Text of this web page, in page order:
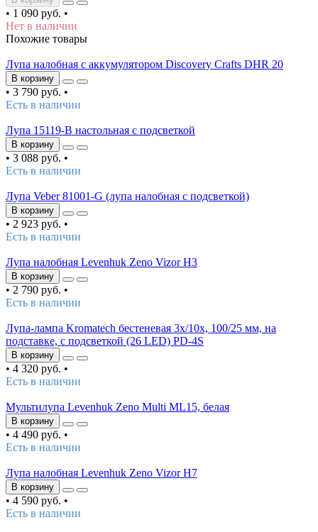
• 1 090 руб. •
Нет в наличии
Похожие товары
Лупа налобная с аккумулятором Discovery Crafts DHR 20
В корзину
• 3 790 руб. •
Есть в наличии
Лупа 15119-B настольная с подсветкой
В корзину
• 3 088 руб. •
Есть в наличии
Лупа Veber 81001-G (лупа налобная с подсветкой)
В корзину
• 2 923 руб. •
Есть в наличии
Лупа налобная Levenhuk Zeno Vizor H3
В корзину
• 2 790 руб. •
Есть в наличии
Лупа-лампа Kromatech бестеневая 3x/10x, 100/25 мм, на
подставке, с подсветкой (26 LED) PD-4S
В корзину
• 4 320 руб. •
Есть в наличии
Мультилупа Levenhuk Zeno Multi ML15, белая
В корзину
• 4 490 руб. •
Есть в наличии
Лупа налобная Levenhuk Zeno Vizor H7
В корзину
• 4 590 руб. •
Есть в наличии